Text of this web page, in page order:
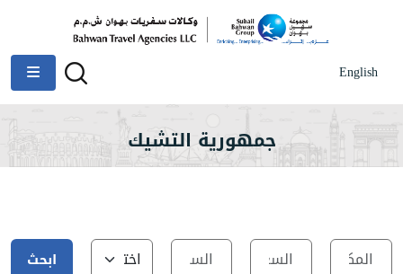
English
جمهورية التشيك
ابحث